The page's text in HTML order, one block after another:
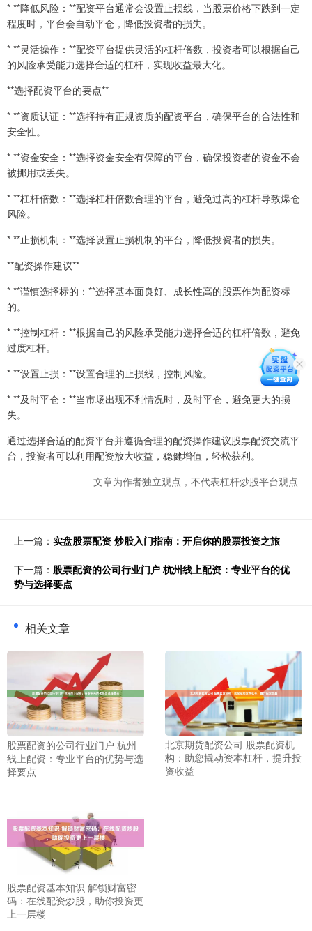
* **降低风险：**配资平台通常会设置止损线，当股票价格下跌到一定
程度时，平台会自动平仓，降低投资者的损失。
* **灵活操作：**配资平台提供灵活的杠杆倍数，投资者可以根据自己
的风险承受能力选择合适的杠杆，实现收益最大化。
**选择配资平台的要点**
* **资质认证：**选择持有正规资质的配资平台，确保平台的合法性和
安全性。
* **资金安全：**选择资金安全有保障的平台，确保投资者的资金不会
被挪用或丢失。
* **杠杆倍数：**选择杠杆倍数合理的平台，避免过高的杠杆导致爆仓
风险。
* **止损机制：**选择设置止损机制的平台，降低投资者的损失。
**配资操作建议**
* **谨慎选择标的：**选择基本面良好、成长性高的股票作为配资标
的。
* **控制杠杆：**根据自己的风险承受能力选择合适的杠杆倍数，避免
过度杠杆。
* **设置止损：**设置合理的止损线，控制风险。
* **及时平仓：**当市场出现不利情况时，及时平仓，避免更大的损
失。
通过选择合适的配资平台并遵循合理的配资操作建议股票配资交流平
台，投资者可以利用配资放大收益，稳健增值，轻松获利。
文章为作者独立观点，不代表杠杆炒股平台观点
上一篇： 实盘股票配资 炒股入门指南：开启你的股票投资之旅
下一篇： 股票配资的公司行业门户 杭州线上配资：专业平台的优
势与选择要点
相关文章
股票配资的公司行业门户 杭州
线上配资：专业平台的优势与选
择要点
北京期货配资公司 股票配资机
构：助您撬动资本杠杆，提升投
资收益
股票配资基本知识 解锁财富密
码：在线配资炒股，助你投资更
上一层楼